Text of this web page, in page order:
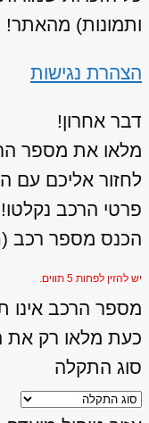
ותמונות) מהאתר!
הצהרת נגישות
דבר אחרון!
מלאו את מספר
לחזור אליכם עם
פרטי הרכב נקלטו!
הכנס מספר רכב
יש להזין לפחות 5 תווים.
מספר הרכב אינו
כעת מלאו רק את
סוג התקלה